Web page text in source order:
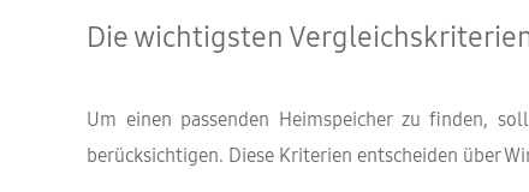
Die wichtigsten
Um einen passenden Heimspeicher zu finden,
berücksichtigen. Diese Kriterien entscheiden über